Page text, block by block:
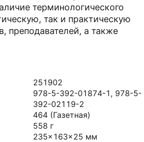
терминологического
так и практическую
преподавателей, а также
251902
978-5-392-01874-1, 978-5-
392-02119-2
464 (Газетная)
558 г
235x163x25 мм